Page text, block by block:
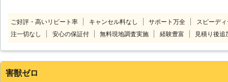
に対策もできます。 施工後には3年のアフターフォローをつけているので、
再発の不安がある方も再施工でき
ら、まずはご相談から承っています
ご好評・高いリピート率 キャンセル料なし サポート万全
スピーデ
注一切なし
安心の保証付 無料現地調査実施 経験豊富 見積り後追
害獣ゼロ